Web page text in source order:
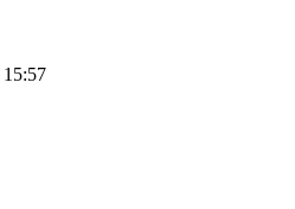
15:57